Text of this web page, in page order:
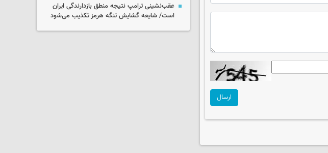
ارسال
عقب‌نشینی ترامپ نتیجه منطق بازدارندگی ایران
است/ شایعه گشایش تنگه هرمز تکذیب می‌شود